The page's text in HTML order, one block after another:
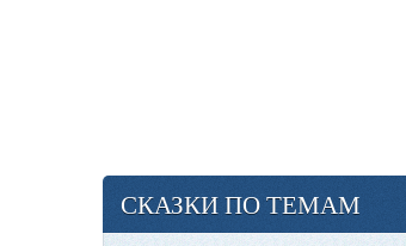
СКАЗКИ ПО ТЕМАМ